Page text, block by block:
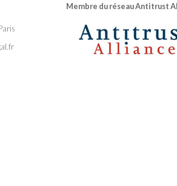
Membre du réseau Antitrust